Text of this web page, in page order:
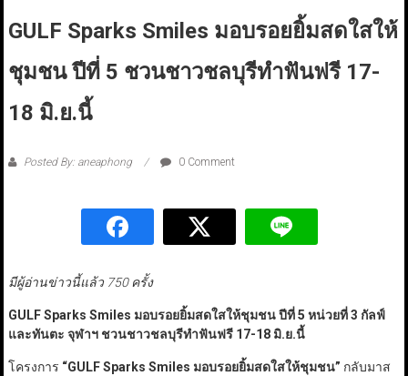
GULF Sparks Smiles มอบรอยยิ้มสดใสให้
ชุมชน ปีที่ 5 ชวนชาวชลบุรีทำฟันฟรี 17-
18 มิ.ย.นี้
Posted By: aneaphong 0 Comment
มีผู้อ่านข่าวนี้แล้ว 750 ครั้ง
GULF Sparks Smiles มอบรอยยิ้มสดใสให้ชุมชน ปีที่ 5 หน่วยที่ 3 กัลฟ์
และทันตะ จุฬาฯ ชวนชาวชลบุรีทำฟันฟรี 17-18 มิ.ย.นี้
โครงการ “GULF Sparks Smiles มอบรอยยิ้มสดใสให้ชุมชน” กลับมาส